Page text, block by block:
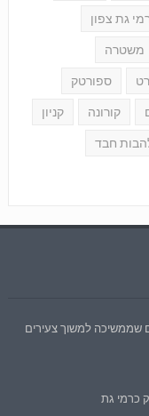
גת צפון
משטרה
ספורטק
קורונה קניון
חבד
שממשיכה למשוך צעירים
כרמי גת